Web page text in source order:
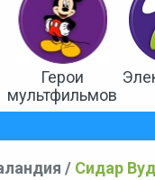
Герои
мультфильмов
/ Сидар